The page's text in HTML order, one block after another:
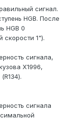
сигнал.
HGB. После
HGB 0
скорости 1").
сигнала,
X1996,
сигнала